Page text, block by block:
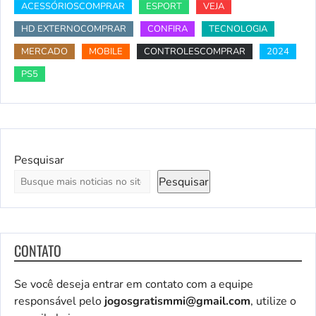
ACESSÓRIOSCOMPRAR
ESPORT
VEJA
HD EXTERNOCOMPRAR
CONFIRA
TECNOLOGIA
MERCADO
MOBILE CONTROLESCOMPRAR
2024
PS5
Pesquisar
Pesquisar
CONTATO
Se você deseja entrar em contato com a equipe
responsável pelojogosgratismmi@gmail.com, utilize o